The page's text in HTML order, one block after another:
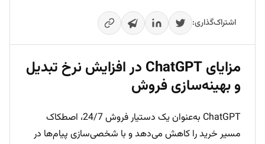
اشتراک‌گذاری:
مزایای ChatGPT در افزایش نرخ تبدیل
و بهینه‌سازی فروش
ChatGPT به‌عنوان یک دستیار فروش 24/7، اصطکاک
مسیر خرید را کاهش می‌دهد و با شخصی‌سازی پیام‌ها در